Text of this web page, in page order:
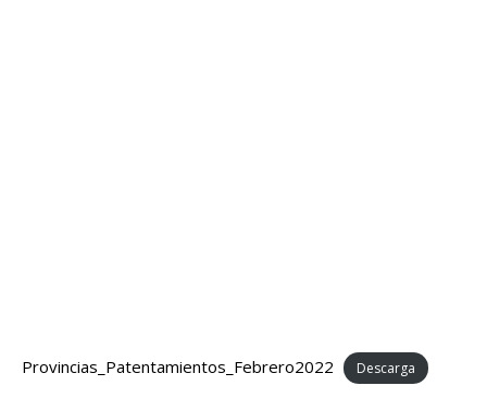
Provincias_Patentamientos_Febrero2022 Descarga